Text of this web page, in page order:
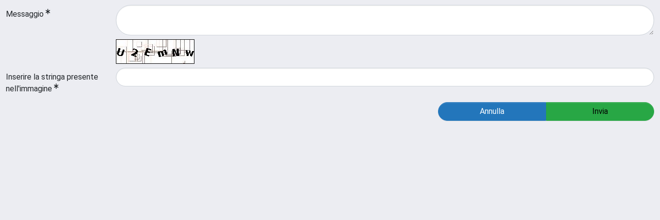
Messaggio
Inserire la stringa presente
nell'immagine
Annulla Invia